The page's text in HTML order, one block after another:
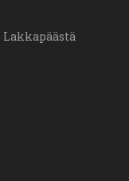
Lakkapäästä